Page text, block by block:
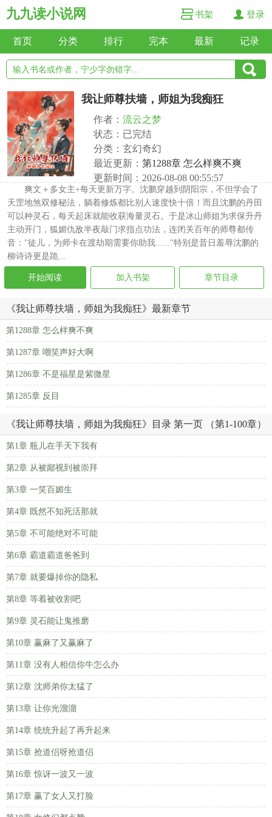
九九读小说网 书架 登录
首页 分类 排行 完本 最新 记录
我让师尊扶墙，师姐为我痴狂
作者： 流云之梦
状态：已完结
分类：玄幻奇幻
最近更新： 第1288章 怎么样爽不爽
更新时间：2026-08-08 00:55:57
爽文＋多女主+每天更新万字。沈鹏穿越到阴阳宗，不但学会了
天罡地煞双修秘法，躺着修炼都比别人速度快十倍！而且沈鹏的丹田
可以种灵石，每天起床就能收获海量灵石。于是冰山师姐为求保升丹
主动开门，狐媚仇敌半夜敲门求指点功法，连闭关百年的师尊都传
音："徒儿，为师卡在渡劫期需要你助我......"特别是昔日羞辱沈鹏的
柳诗诗更是跪...
开始阅读 加入书架 章节目录
《我让师尊扶墙，师姐为我痴狂》最新章节
第1288章 怎么样爽不爽
第1287章 嘲笑声好大啊
第1286章 不是福星是紫微星
第1285章 反目
《我让师尊扶墙，师姐为我痴狂》目录 第一页 （第1-100章）
第1章 瓶儿在手天下我有
第2章 从被鄙视到被崇拜
第3章 一笑百媚生
第4章 既然不知死活那就
第5章 不可能绝对不可能
第6章 霸道霸道爸爸到
第7章 就要爆掉你的隐私
第8章 等着被收割吧
第9章 灵石能让鬼推磨
第10章 赢麻了又赢麻了
第11章 没有人相信你牛怎么办
第12章 沈师弟你太猛了
第13章 让你光溜溜
第14章 统统升起了再升起来
第15章 抢道侣呀抢道侣
第16章 惊讶一波又一波
第17章 赢了女人又打脸